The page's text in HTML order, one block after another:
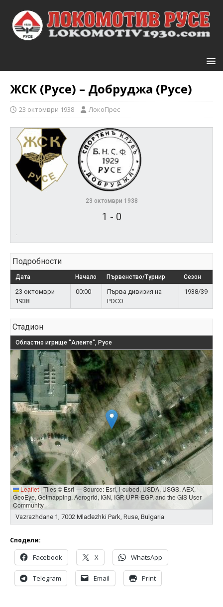
ЖСК (Русе) – Добруджа (Русе)
23 октомври 1938 ЛокоПрес
23 октомври 1938
1 - 0
Подробности
Дата Начало Първенство/Турнир Сезон
23 октомври
1938
00:00
Първа дивизия на
РОСО
1938/39
Стадион
Областно игрище "Алеите", Русе
Leaflet | Tiles © Esri — Source: Esri, i-cubed, USDA, USGS, AEX,
GeoEye, Getmapping, Aerogrid, IGN, IGP, UPR-EGP, and the GIS User
Community
Vazrazhdane 1, 7002 Mladezhki Park, Ruse, Bulgaria
Сподели:
Facebook X WhatsApp
Telegram Email Print